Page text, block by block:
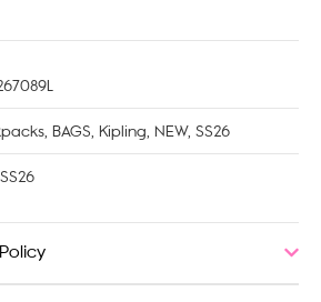
, BAGS, Kipling, NEW, SS26